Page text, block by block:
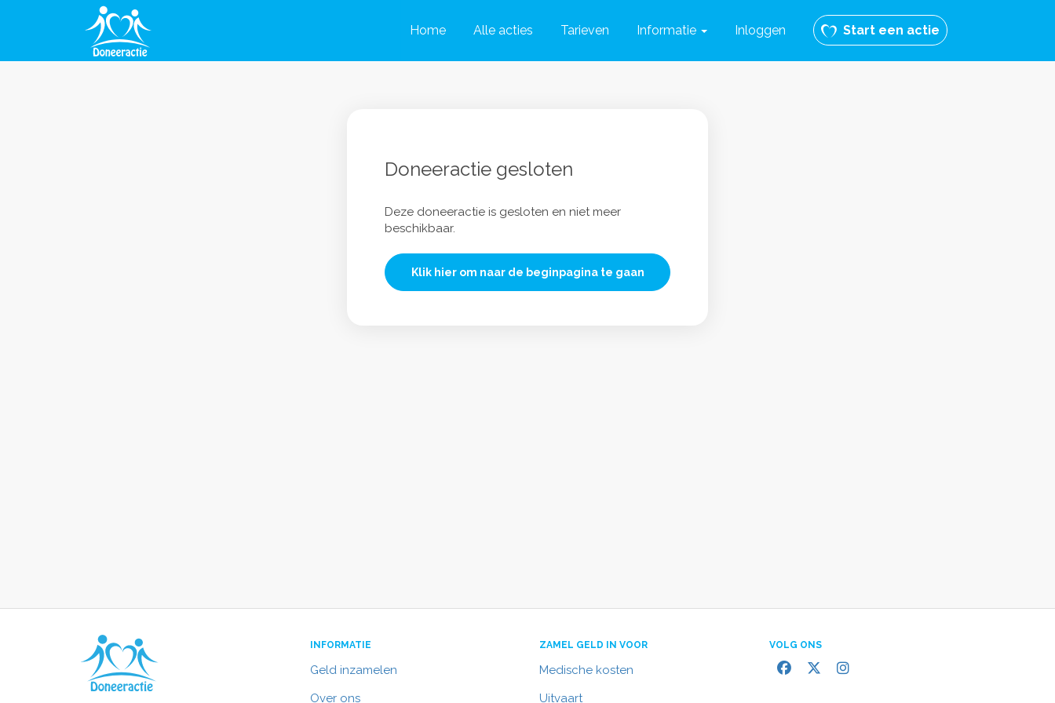
Home Alle acties Tarieven Informatie Inloggen Start een actie
Doneeractie gesloten
Deze doneeractie is gesloten en niet meer
beschikbaar.
Klik hier om naar de beginpagina te gaan
INFORMATIE
Geld inzamelen
Over ons
ZAMEL GELD IN VOOR
Medische kosten
Uitvaart
VOLG ONS